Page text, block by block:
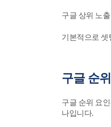
구글 상위 노
기본적으로
구글 순
구글 순위 요
나입니다.